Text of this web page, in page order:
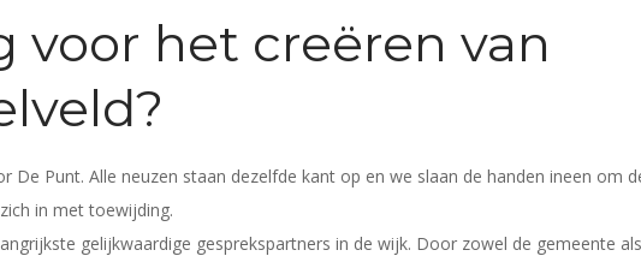
voor het creëren van
De Punt. Alle neuzen staan dezelfde kant op en we slaan de handen ineen om
in met toewijding.
gelijkwaardige gesprekspartners in de wijk. Door zowel de gemeente als